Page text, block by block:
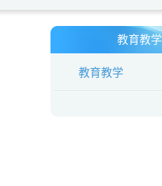
教育教学
教育教学